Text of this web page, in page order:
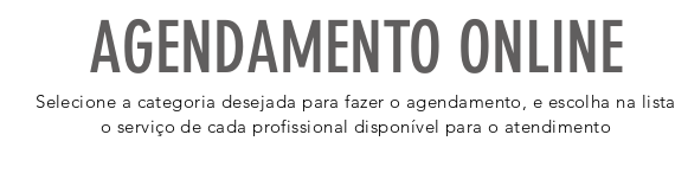
AGENDAMENTO ONLINE
Selecione a categoria desejada para fazer o agendamento, e escolha na lista
o serviço de cada profissional disponível para o atendimento